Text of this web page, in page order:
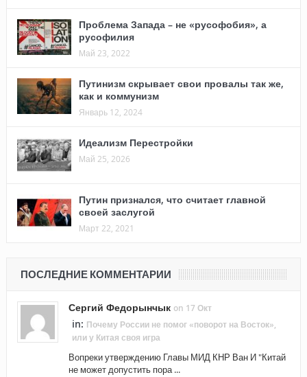
Проблема Запада – не «русофобия», а
русофилия
Май 23, 2022
Путинизм скрывает свои провалы так же,
как и коммунизм
Январь 12, 2024
Идеализм Перестройки
Май 25, 2026
Путин признался, что считает главной
своей заслугой
Март 22, 2021
ПОСЛЕДНИЕ КОММЕНТАРИИ
Сергий Федорынчык on 17 Окт
in: Почему России не помог «поворот на Восток»,
или у Китая своя игра
Вопреки утверждению Главы МИД КНР Ван И "Китай
не может допустить пора ...